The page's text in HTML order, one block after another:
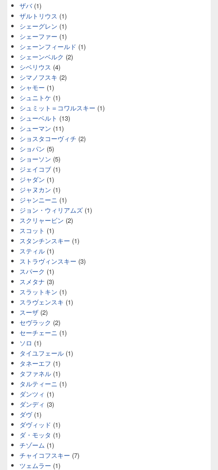
ザバ(1)
ザルトリウス (1)
シェーグレン (1)
シェーファー (1)
シェーンフィールド (1)
シェーンベルク (2)
シベリウス (4)
シマノフスキ (2)
シャモー (1)
シュニトケ (1)
シュミット＝コワルスキー (1)
シューベルト (13)
シューマン (11)
ショスタコーヴィチ (2)
ショパン (5)
ショーソン (5)
ジェイコブ (1)
ジャダン (1)
ジャヌカン (1)
ジャンニーニ (1)
ジョン・ウィリアムズ (1)
スクリャービン (2)
スコット (1)
スタンチンスキー (1)
スティル (1)
ストラヴィンスキー (3)
スパーク (1)
スメタナ (3)
スラットキン (1)
スラヴェンスキ (1)
スーザ (2)
セヴラック (2)
セーチェーニ (1)
ソロ (1)
タイユフェール (1)
タネーエフ (1)
タファネル (1)
タルティーニ (1)
ダンツィ (1)
ダンディ (3)
ダヴ(1)
ダヴィッド (1)
ダ・モッタ (1)
チゾーム (1)
チャイコフスキー (7)
ツェムラー (1)